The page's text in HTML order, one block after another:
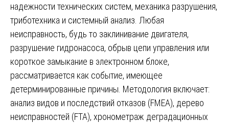
надежности технических систем, механика разрушения,
триботехника и системный анализ. Любая
неисправность, будь то заклинивание двигателя,
разрушение гидронасоса, обрыв цепи управления или
короткое замыкание в электронном блоке,
рассматривается как событие, имеющее
детерминированные причины. Методология включает:
анализ видов и последствий отказов (FMEA), дерево
неисправностей (FTA), хронометраж деградационных